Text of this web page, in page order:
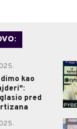
kao
pred